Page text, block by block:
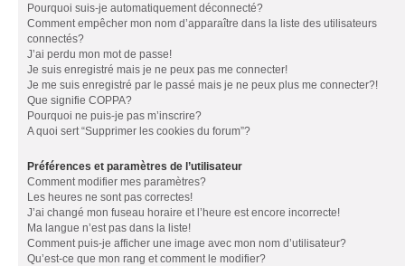
Pourquoi suis-je automatiquement déconnecté?
Comment empêcher mon nom d’apparaître dans la liste des utilisateurs
connectés?
J’ai perdu mon mot de passe!
Je suis enregistré mais je ne peux pas me connecter!
Je me suis enregistré par le passé mais je ne peux plus me connecter?!
Que signifie COPPA?
Pourquoi ne puis-je pas m’inscrire?
A quoi sert “Supprimer les cookies du forum”?
Préférences et paramètres de l’utilisateur
Comment modifier mes paramètres?
Les heures ne sont pas correctes!
J’ai changé mon fuseau horaire et l’heure est encore incorrecte!
Ma langue n’est pas dans la liste!
Comment puis-je afficher une image avec mon nom d’utilisateur?
Qu’est-ce que mon rang et comment le modifier?